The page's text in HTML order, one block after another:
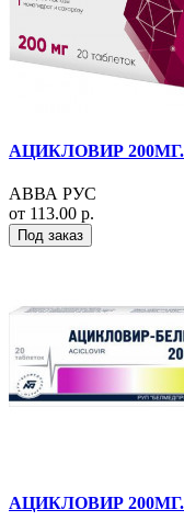
АЦИКЛОВИР
АВВА РУС
от 113.00 р.
Под заказ
АЦИКЛОВИР